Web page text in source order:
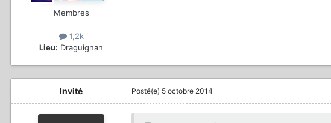
Membres
1,2k
Lieu: Draguignan
Invité Posté(e) 5 octobre 2014